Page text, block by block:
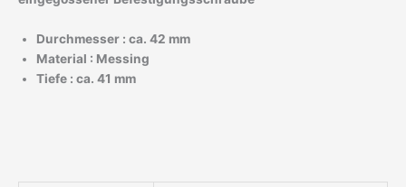
Durchmesser : ca. 42 mm
Material : Messing
Tiefe : ca. 41 mm